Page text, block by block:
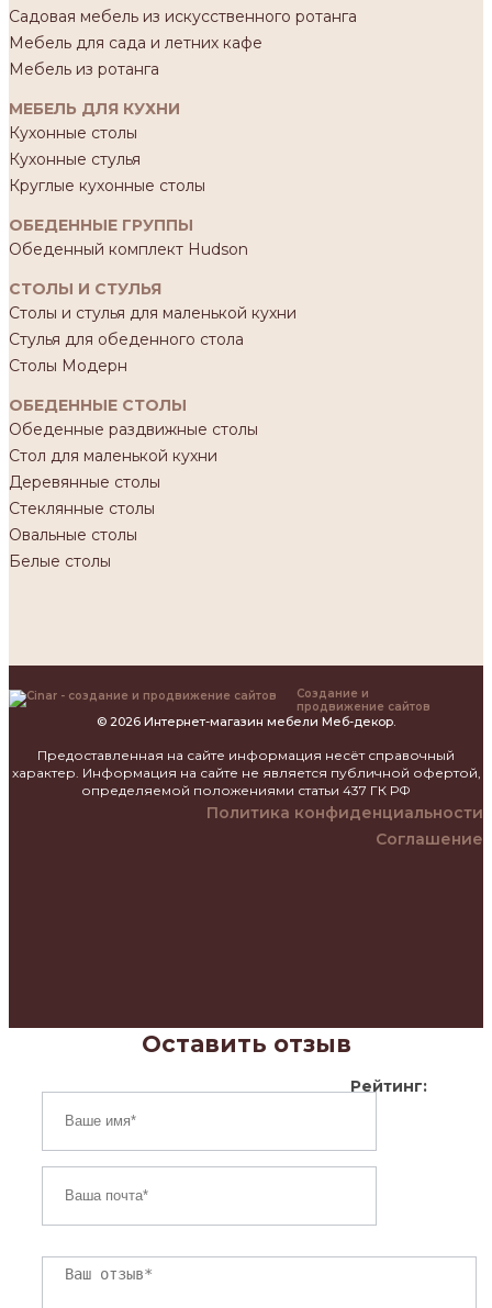
Садовая мебель из искусственного ротанга
Мебель для сада и летних кафе
Мебель из ротанга
МЕБЕЛЬ ДЛЯ КУХНИ
Кухонные столы
Кухонные стулья
Круглые кухонные столы
ОБЕДЕННЫЕ ГРУППЫ
Обеденный комплект Hudson
СТОЛЫ И СТУЛЬЯ
Столы и стулья для маленькой кухни
Стулья для обеденного стола
Столы Модерн
ОБЕДЕННЫЕ СТОЛЫ
Обеденные раздвижные столы
Стол для маленькой кухни
Деревянные столы
Стеклянные столы
Овальные столы
Белые столы
Создание и
продвижение сайтов
© 2026 Интернет-магазин мебели Меб-декор.
Предоставленная на сайте информация несёт справочный
характер. Информация на сайте не является публичной офертой,
определяемой положениями статьи 437 ГК РФ
Политика конфиденциальности
Соглашение
Оставить отзыв
Рейтинг: